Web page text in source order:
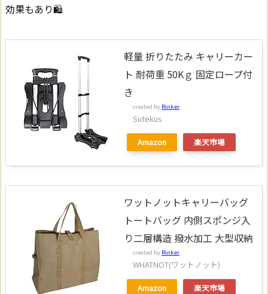
効果もあり🛍
軽量 折りたたみ キャリーカー
ト 耐荷重 50Kｇ 固定ロープ付
き
created by Rinker
Sutekus
Amazon 楽天市場
ワットノットキャリーバッグ
トートバッグ 内側スポンジ入
り二層構造 撥水加工 大型収納
created by Rinker
WHATNOT(ワットノット)
Amazon 楽天市場